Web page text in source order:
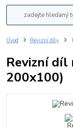
Úvod Revizní díly
Revizní díl
200x100)